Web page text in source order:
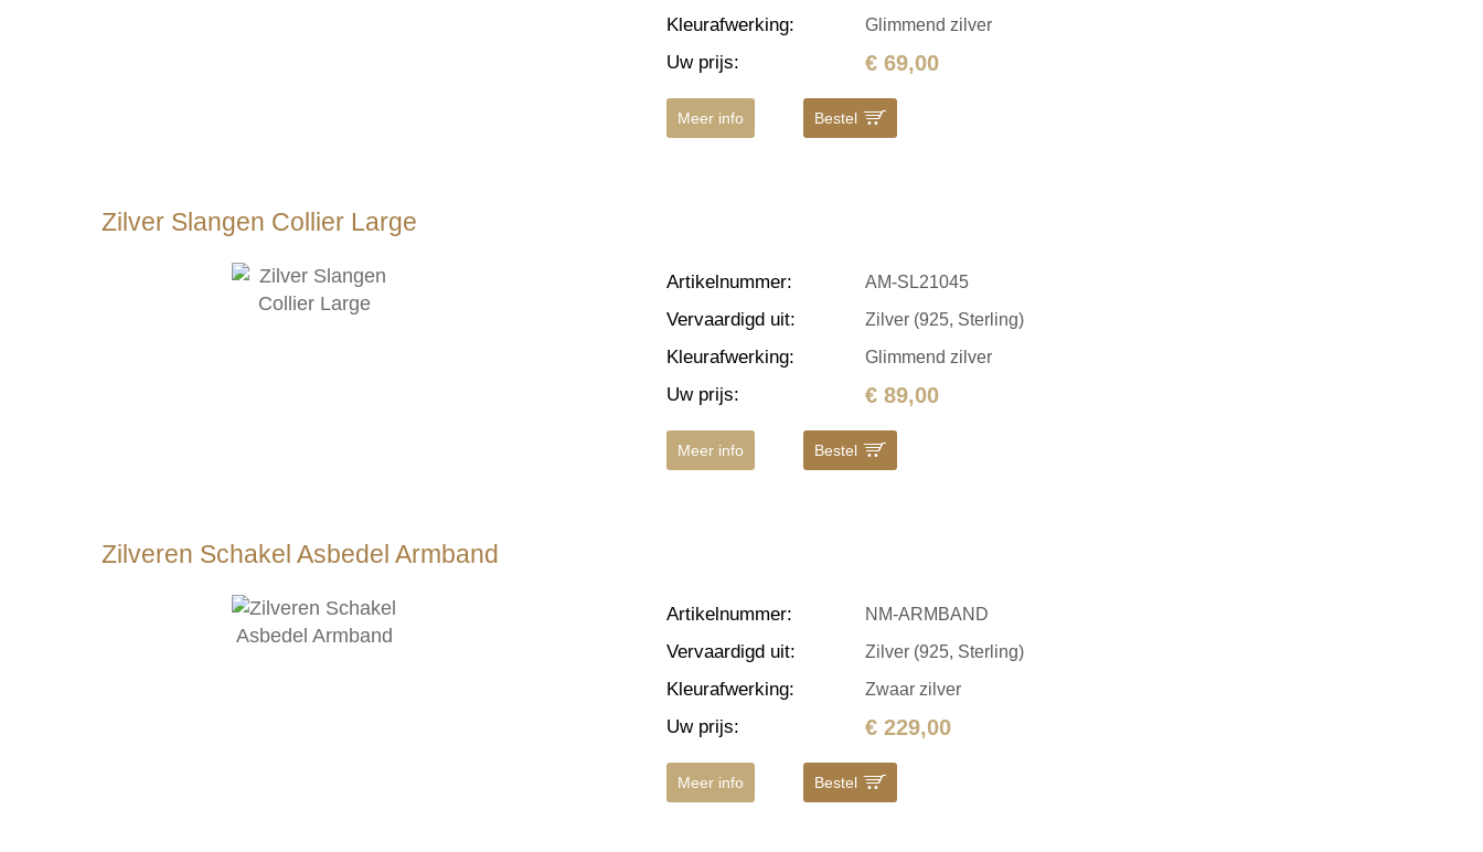
Kleurafwerking: Glimmend zilver
Uw prijs: € 69,00
Meer info Bestel
Zilver Slangen Collier Large
Artikelnummer: AM-SL21045
Vervaardigd uit: Zilver (925, Sterling)
Kleurafwerking: Glimmend zilver
Uw prijs: € 89,00
Meer info Bestel
Zilveren Schakel Asbedel Armband
Artikelnummer: NM-ARMBAND
Vervaardigd uit: Zilver (925, Sterling)
Kleurafwerking: Zwaar zilver
Uw prijs: € 229,00
Meer info Bestel